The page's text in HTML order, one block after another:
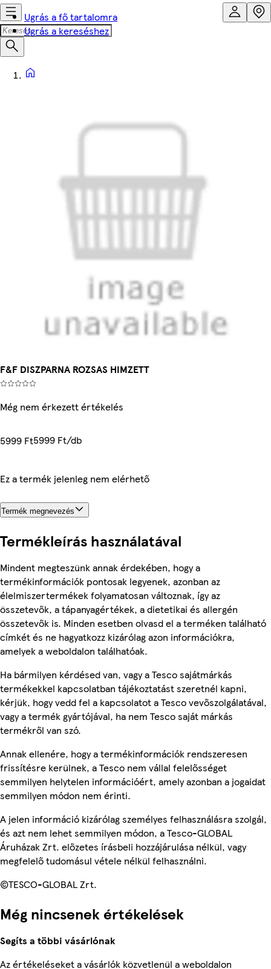
Ugrás a fő tartalomra
Ugrás a kereséshez
F&F DISZPARNA ROZSAS HIMZETT
Még nem érkezett értékelés
5999 Ft5999 Ft/db
Ez a termék jelenleg nem elérhető
Termék megnevezés
Termékleírás használatával
Mindent megteszünk annak érdekében, hogy a
termékinformációk pontosak legyenek, azonban az
élelmiszertermékek folyamatosan változnak, így az
összetevők, a tápanyagértékek, a dietetikai és allergén
összetevők is. Minden esetben olvasd el a terméken található
címkét és ne hagyatkozz kizárólag azon információkra,
amelyek a weboldalon találhatóak.
Ha bármilyen kérdésed van, vagy a Tesco sajátmárkás
termékekkel kapcsolatban tájékoztatást szeretnél kapni,
kérjük, hogy vedd fel a kapcsolatot a Tesco vevőszolgálatával,
vagy a termék gyártójával, ha nem Tesco saját márkás
termékről van szó.
Annak ellenére, hogy a termékinformációk rendszeresen
frissítésre kerülnek, a Tesco nem vállal felelősséget
semmilyen helytelen információért, amely azonban a jogaidat
semmilyen módon nem érinti.
A jelen információ kizárólag személyes felhasználásra szolgál,
és azt nem lehet semmilyen módon, a Tesco-GLOBAL
Áruházak Zrt. előzetes írásbeli hozzájárulása nélkül, vagy
megfelelő tudomásul vétele nélkül felhasználni.
©TESCO-GLOBAL Zrt.
Még nincsenek értékelések
Segíts a többi vásárlónak
Az értékeléseket a vásárlók közvetlenül a weboldalon